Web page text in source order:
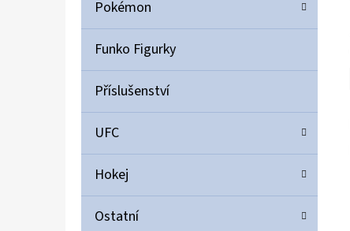
Pokémon
Funko Figurky
Příslušenství
UFC
Hokej
Ostatní